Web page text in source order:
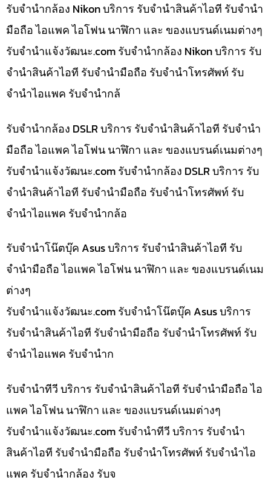
รับจำนำกล้อง Nikon บริการ รับจำนำสินค้าไอที รับจำนำ
มือถือ ไอแพค ไอโฟน นาฬิกา และ ของแบรนด์เนมต่างๆ
รับจํานําแจ้งวัฒนะ.com รับจำนำกล้อง Nikon บริการ รับ
จำนำสินค้าไอที รับจำนำมือถือ รับจำนำโทรศัพท์ รับ
จำนำไอแพค รับจำนำกล้
รับจำนำกล้อง DSLR บริการ รับจำนำสินค้าไอที รับจำนำ
มือถือ ไอแพค ไอโฟน นาฬิกา และ ของแบรนด์เนมต่างๆ
รับจํานําแจ้งวัฒนะ.com รับจำนำกล้อง DSLR บริการ รับ
จำนำสินค้าไอที รับจำนำมือถือ รับจำนำโทรศัพท์ รับ
จำนำไอแพค รับจำนำกล้อ
รับจำนำโน๊ตบุ๊ค Asus บริการ รับจำนำสินค้าไอที รับ
จำนำมือถือ ไอแพค ไอโฟน นาฬิกา และ ของแบรนด์เนม
ต่างๆ
รับจํานําแจ้งวัฒนะ.com รับจำนำโน๊ตบุ๊ค Asus บริการ
รับจำนำสินค้าไอที รับจำนำมือถือ รับจำนำโทรศัพท์ รับ
จำนำไอแพค รับจำนำก
รับจำนำทีวี บริการ รับจำนำสินค้าไอที รับจำนำมือถือ ไอ
แพค ไอโฟน นาฬิกา และ ของแบรนด์เนมต่างๆ
รับจํานําแจ้งวัฒนะ.com รับจำนำทีวี บริการ รับจำนำ
สินค้าไอที รับจำนำมือถือ รับจำนำโทรศัพท์ รับจำนำไอ
แพค รับจำนำกล้อง รับจ